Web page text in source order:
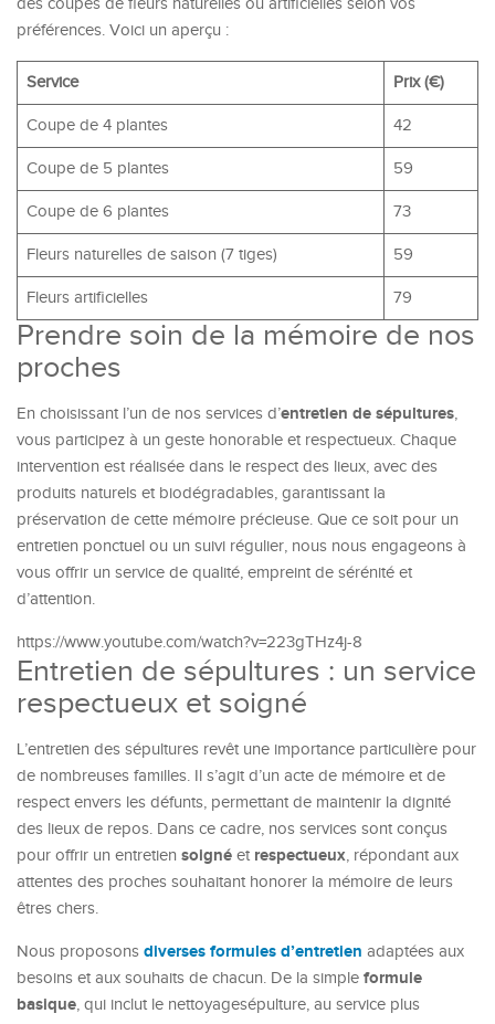
des coupes de fleurs naturelles ou artificielles selon vos
préférences. Voici un aperçu :
Service Prix (€)
Coupe de 4 plantes 42
Coupe de 5 plantes 59
Coupe de 6 plantes 73
Fleurs naturelles de saison (7 tiges) 59
Fleurs artificielles 79
Prendre soin de la mémoire de nos
proches
En choisissant l’un de nos services d’entretien de sépultures,
vous participez à un geste honorable et respectueux. Chaque
intervention est réalisée dans le respect des lieux, avec des
produits naturels et biodégradables, garantissant la
préservation de cette mémoire précieuse. Que ce soit pour un
entretien ponctuel ou un suivi régulier, nous nous engageons à
vous offrir un service de qualité, empreint de sérénité et
d’attention.
https://www.youtube.com/watch?v=223gTHz4j-8
Entretien de sépultures : un service
respectueux et soigné
L’entretien des sépultures revêt une importance particulière pour
de nombreuses familles. Il s’agit d’un acte de mémoire et de
respect envers les défunts, permettant de maintenir la dignité
des lieux de repos. Dans ce cadre, nos services sont conçus
pour offrir un entretien soigné et respectueux, répondant aux
attentes des proches souhaitant honorer la mémoire de leurs
êtres chers.
Nous proposons diverses formules d’entretien adaptées aux
besoins et aux souhaits de chacun. De la simple formule
basique, qui inclut le nettoyagesépulture, au service plus